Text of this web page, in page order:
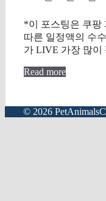
*이 포스팅은 쿠팡
따른 일정액의 수
가 LIVE 가장 많
Read more
© 2026